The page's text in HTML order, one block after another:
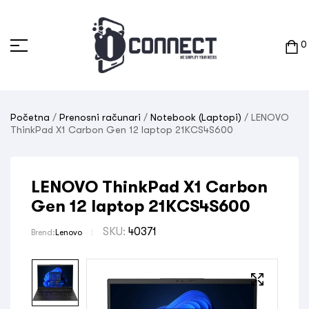
0
Početna / Prenosni računari / Notebook (Laptopi) / LENOVO
ThinkPad X1 Carbon Gen 12 laptop 21KCS4S600
LENOVO ThinkPad X1 Carbon
Gen 12 laptop 21KCS4S600
Brend: Lenovo SKU: 40371